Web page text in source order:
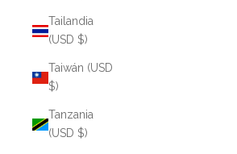
Tailandia
(USD $)
Taiwán (USD
$)
Tanzania
(USD $)